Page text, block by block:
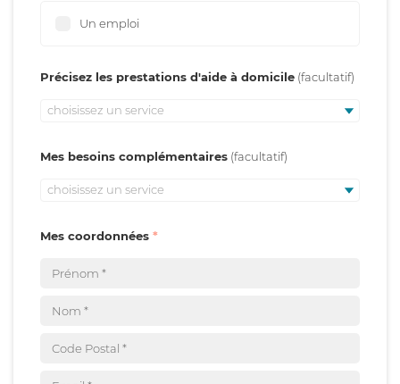
Un emploi
Précisez les prestations d'aide à domicile
choisissez un service
Mes besoins complémentaires
choisissez un service
Mes coordonnées